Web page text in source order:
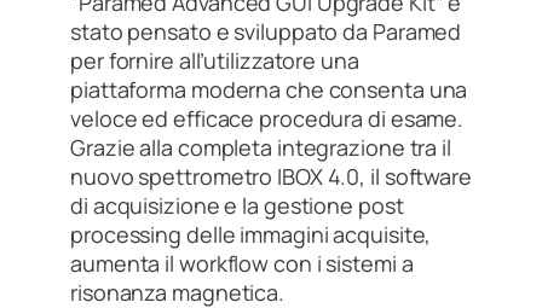
stato pensato e sviluppato da Paramed
per fornire all’utilizzatore una
piattaforma moderna che consenta una
veloce ed efficace procedura di esame.
Grazie alla completa integrazione tra il
nuovo spettrometro IBOX 4.0, il software
di acquisizione e la gestione post
processing delle immagini acquisite,
aumenta il workflow con i sistemi a
risonanza magnetica.